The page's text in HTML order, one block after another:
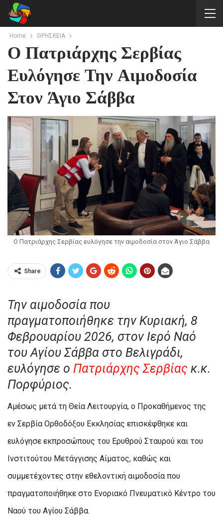
Home ΘΡΗΣΚΕΙΑ
Ο Πατριάρχης Σερβίας
Ευλόγησε Την Αιμοδοσία
Στον Άγιο Σάββα
Ο Πατριάρχης Σερβίας ευλόγησε την αιμοδοσία στον Άγιο Σάββα
Share
Την αιμοδοσία που
πραγματοποιήθηκε την Κυριακή, 8
Φεβρουαρίου 2026, στον Ιερό Ναό
του Αγίου Σάββα στο Βελιγράδι,
ευλόγησε ο Πατριάρχης Σερβίας κ.κ.
Πορφύριος.
Αμέσως μετά τη Θεία Λειτουργία, ο Προκαθήμενος της
εν Σερβία Ορθοδόξου Εκκλησίας επισκέφθηκε και
ευλόγησε εκπροσώπους του Ερυθρού Σταυρού και του
Ινστιτούτου Μετάγγισης Αίματος, καθώς και
συμμετέχοντες στην εθελοντική αιμοδοσία που
πραγματοποιήθηκε στο Ενοριακό Πνευματικό Κέντρο του
Ναού του Αγίου Σάββα.